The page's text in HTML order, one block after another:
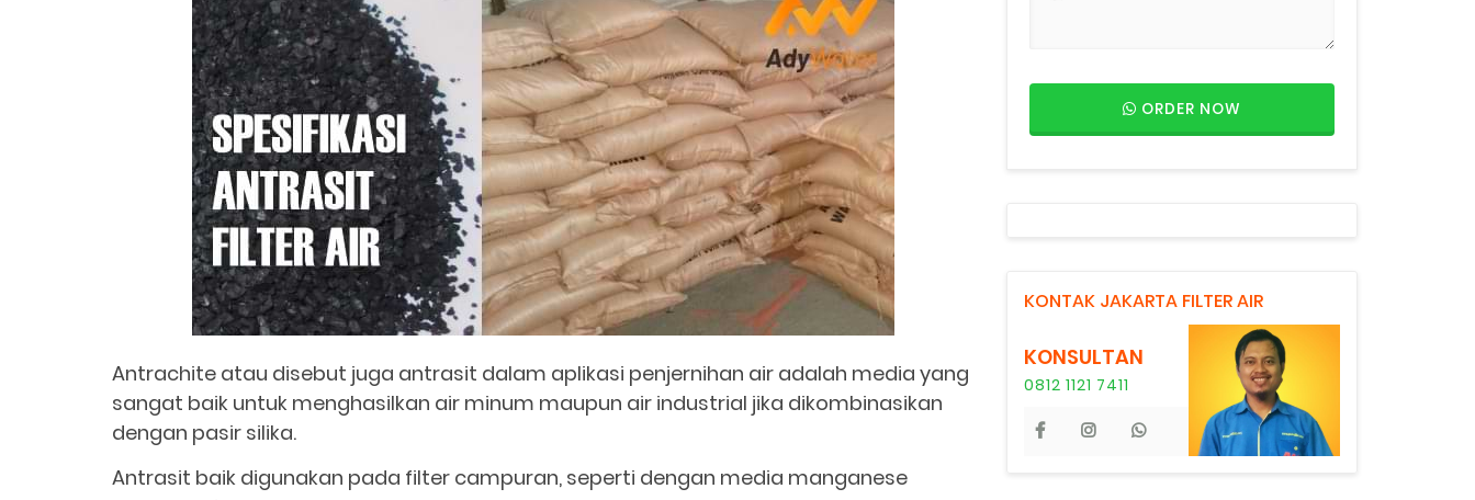
Antrachite atau disebut juga antrasit dalam aplikasi penjernihan air adalah media yang
sangat baik untuk menghasilkan air minum maupun air industrial jika dikombinasikan
dengan pasir silika.
Antrasit baik digunakan pada filter campuran, seperti dengan media manganese
ORDER NOW
KONTAK JAKARTA FILTER AIR
KONSULTAN
0812 1121 7411